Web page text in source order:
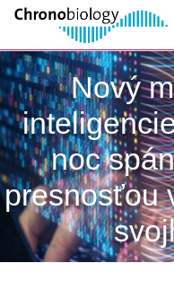
Nový
noc
presnosťou